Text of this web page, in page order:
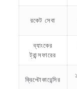
রকেট সেবা
ব্যাংকের
ট্রান্সফারের
ক্রিপ্টোকারেন্সির